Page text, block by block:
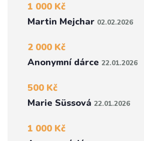
1 000 Kč
Martin Mejchar 02.02.2026
2 000 Kč
Anonymní dárce 22.01.2026
500 Kč
Marie Süssová 22.01.2026
1 000 Kč